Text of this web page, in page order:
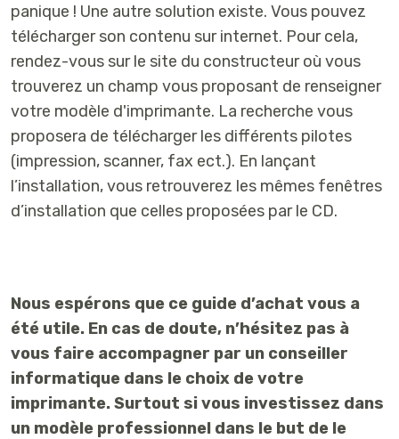
panique ! Une autre solution existe. Vous pouvez
télécharger son contenu sur internet. Pour cela,
rendez-vous sur le site du constructeur où vous
trouverez un champ vous proposant de renseigner
votre modèle d'imprimante. La recherche vous
proposera de télécharger les différents pilotes
(impression, scanner, fax ect.). En lançant
l’installation, vous retrouverez les mêmes fenêtres
d’installation que celles proposées par le CD.
Nous espérons que ce guide d’achat vous a
été utile. En cas de doute, n’hésitez pas à
vous faire accompagner par un conseiller
informatique dans le choix de votre
imprimante. Surtout si vous investissez dans
un modèle professionnel dans le but de le